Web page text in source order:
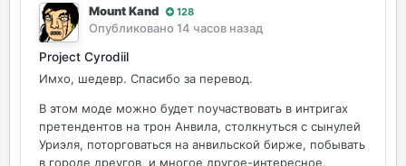
Mount Kand 128
Опубликовано 14 часов назад
Project Cyrodiil
Имхо, шедевр. Спасибо за перевод.
В этом моде можно будет поучаствовать в интригах
претендентов на трон Анвила, столкнуться с сынулей
Уриэля, поторговаться на анвильской бирже, побывать
в городе дреугов, и многое другое-интересное.